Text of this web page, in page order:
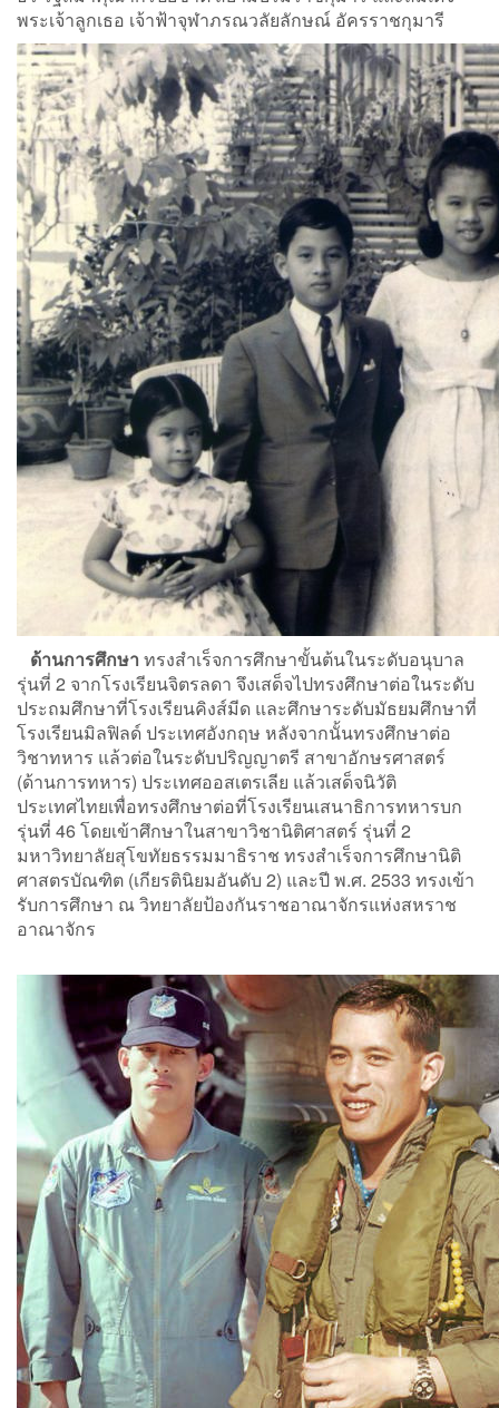
พระเจ้าลูกเธอ เจ้าฟ้าจุฬาภรณวลัยลักษณ์ อัครราชกุมารี
ด้านการศึกษา ทรงสำเร็จการศึกษาขั้นต้นในระดับอนุบาล
รุ่นที่ 2 จากโรงเรียนจิตรลดา จึงเสด็จไปทรงศึกษาต่อในระดับ
ประถมศึกษาที่โรงเรียนคิงส์มีด และศึกษาระดับมัธยมศึกษาที่
โรงเรียนมิลฟิลด์ ประเทศอังกฤษ หลังจากนั้นทรงศึกษาต่อ
วิชาทหาร แล้วต่อในระดับปริญญาตรี สาขาอักษรศาสตร์
(ด้านการทหาร) ประเทศออสเตรเลีย แล้วเสด็จนิวัติ
ประเทศไทยเพื่อทรงศึกษาต่อที่โรงเรียนเสนาธิการทหารบก
รุ่นที่ 46 โดยเข้าศึกษาในสาขาวิชานิติศาสตร์ รุ่นที่ 2
มหาวิทยาลัยสุโขทัยธรรมมาธิราช ทรงสำเร็จการศึกษานิติ
ศาสตรบัณฑิต (เกียรตินิยมอันดับ 2) และปี พ.ศ. 2533 ทรงเข้า
รับการศึกษา ณ วิทยาลัยป้องกันราชอาณาจักรแห่งสหราช
อาณาจักร